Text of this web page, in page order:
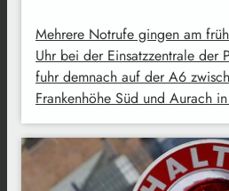
Mehrere Notrufe gingen am
Uhr bei der Einsatzzentrale
fuhr demnach auf der A6
Frankenhöhe Süd und Aurach